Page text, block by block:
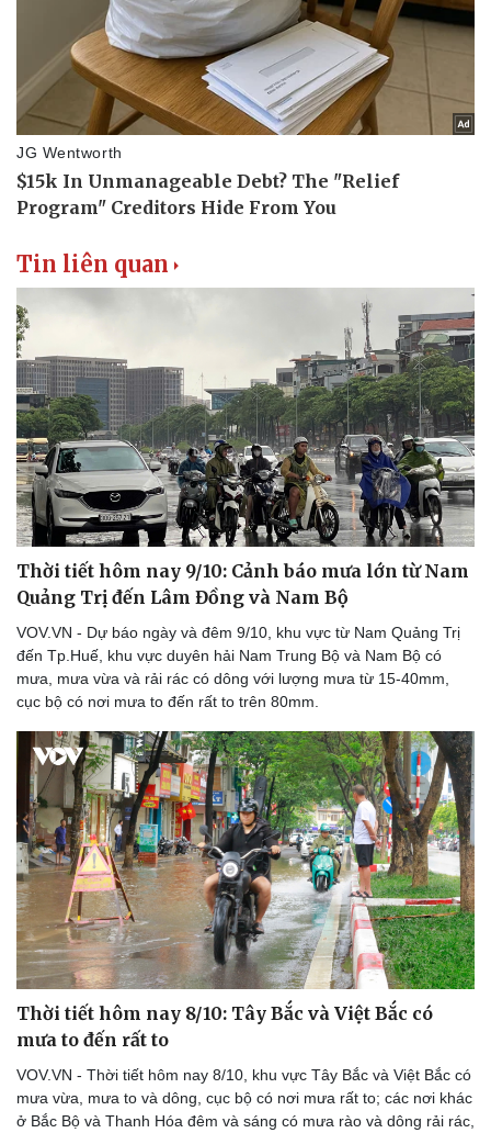
Tin liên quan
Thời tiết hôm nay 9/10: Cảnh báo mưa lớn từ Nam
Quảng Trị đến Lâm Đồng và Nam Bộ
VOV.VN - Dự báo ngày và đêm 9/10, khu vực từ Nam Quảng Trị
đến Tp.Huế, khu vực duyên hải Nam Trung Bộ và Nam Bộ có
mưa, mưa vừa và rải rác có dông với lượng mưa từ 15-40mm,
cục bộ có nơi mưa to đến rất to trên 80mm.
Thời tiết hôm nay 8/10: Tây Bắc và Việt Bắc có
mưa to đến rất to
VOV.VN - Thời tiết hôm nay 8/10, khu vực Tây Bắc và Việt Bắc có
mưa vừa, mưa to và dông, cục bộ có nơi mưa rất to; các nơi khác
ở Bắc Bộ và Thanh Hóa đêm và sáng có mưa rào và dông rải rác,